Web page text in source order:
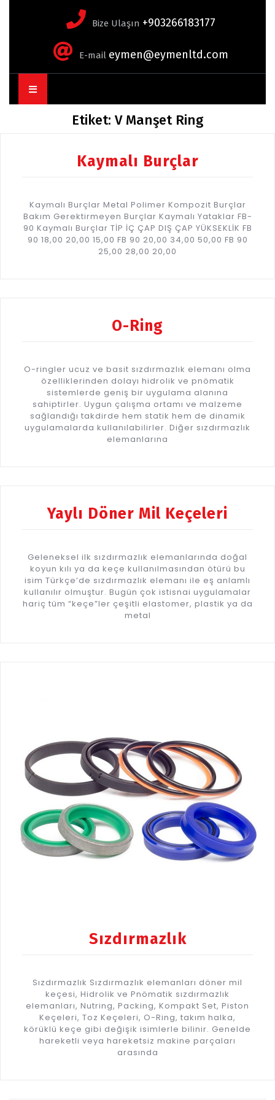
Bize Ulaşın +903266183177
E-mail eymen@eymenltd.com
Button
Etiket: V Manşet Ring
Kaymalı Burçlar
Kaymalı Burçlar Metal Polimer Kompozit Burçlar
Bakım Gerektirmeyen Burçlar Kaymalı Yataklar FB-
90 Kaymalı Burçlar TİP İÇ ÇAP DIŞ ÇAP YÜKSEKLİK FB
90 18,00 20,00 15,00 FB 90 20,00 34,00 50,00 FB 90
25,00 28,00 20,00
O-Ring
O-ringler ucuz ve basit sızdırmazlık elemanı olma
özelliklerinden dolayı hidrolik ve pnömatik
sistemlerde geniş bir uygulama alanına
sahiptirler. Uygun çalışma ortamı ve malzeme
sağlandığı takdirde hem statik hem de dinamik
uygulamalarda kullanılabilirler. Diğer sızdırmazlık
elemanlarına
Yaylı Döner Mil Keçeleri
Geleneksel ilk sızdırmazlık elemanlarında doğal
koyun kılı ya da keçe kullanılmasından ötürü bu
isim Türkçe’de sızdırmazlık elemanı ile eş anlamlı
kullanılır olmuştur. Bugün çok istisnai uygulamalar
hariç tüm “keçe”ler çeşitli elastomer, plastik ya da
metal
Sızdırmazlık
Sızdırmazlık Sızdırmazlık elemanları döner mil
keçesi, Hidrolik ve Pnömatik sızdırmazlık
elemanları, Nutring, Packing, Kompakt Set, Piston
Keçeleri, Toz Keçeleri, O-Ring, takım halka,
körüklü keçe gibi değişik isimlerle bilinir. Genelde
hareketli veya hareketsiz makine parçaları
arasında